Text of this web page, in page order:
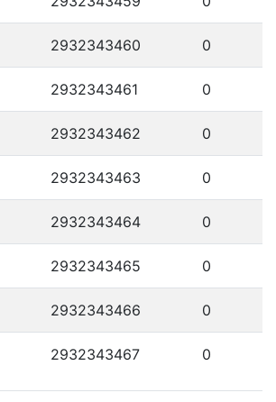
2932343460 0
2932343461 0
2932343462 0
2932343463 0
2932343464 0
2932343465 0
2932343466 0
2932343467 0